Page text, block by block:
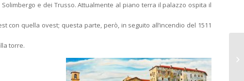
e dei Trusso. Attualmente al piano terra il palazzo ospita il
con quella ovest; questa parte, però, in seguito all’incendio del 1511
torre.